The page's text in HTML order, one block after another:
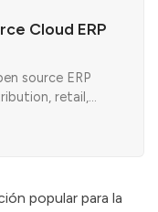
Cloud ERP
source ERP
retail,
and healthcare
popular para la